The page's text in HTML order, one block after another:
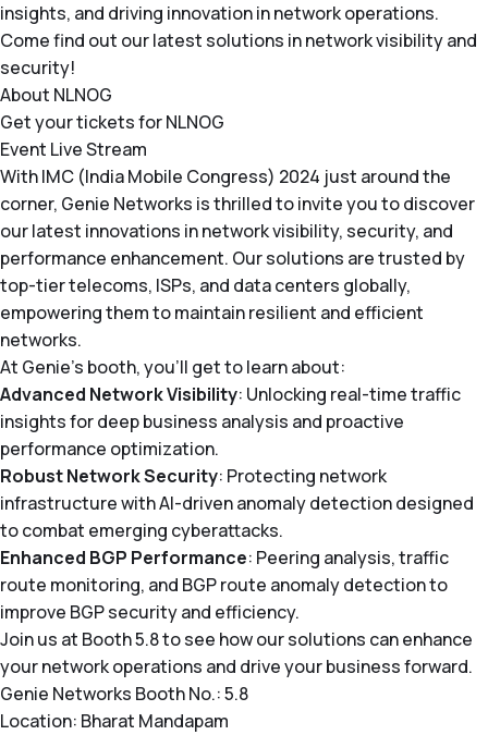
insights, and driving innovation in network operations.
Come find out our latest solutions in network visibility and
security!
About NLNOG
Get your tickets for NLNOG
Event Live Stream
With IMC (India Mobile Congress) 2024 just around the
corner, Genie Networks is thrilled to invite you to discover
our latest innovations in network visibility, security, and
performance enhancement. Our solutions are trusted by
top-tier telecoms, ISPs, and data centers globally,
empowering them to maintain resilient and efficient
networks.
At Genie’s booth, you’ll get to learn about:
Advanced Network Visibility: Unlocking real-time traffic
insights for deep business analysis and proactive
performance optimization.
Robust Network Security: Protecting network
infrastructure with AI-driven anomaly detection designed
to combat emerging cyberattacks.
Enhanced BGP Performance: Peering analysis, traffic
route monitoring, and BGP route anomaly detection to
improve BGP security and efficiency.
Join us at Booth 5.8 to see how our solutions can enhance
your network operations and drive your business forward.
Genie Networks Booth No.: 5.8
Location: Bharat Mandapam